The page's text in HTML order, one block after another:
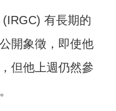
有長期的
開象徵，即使他
但他上週仍然參